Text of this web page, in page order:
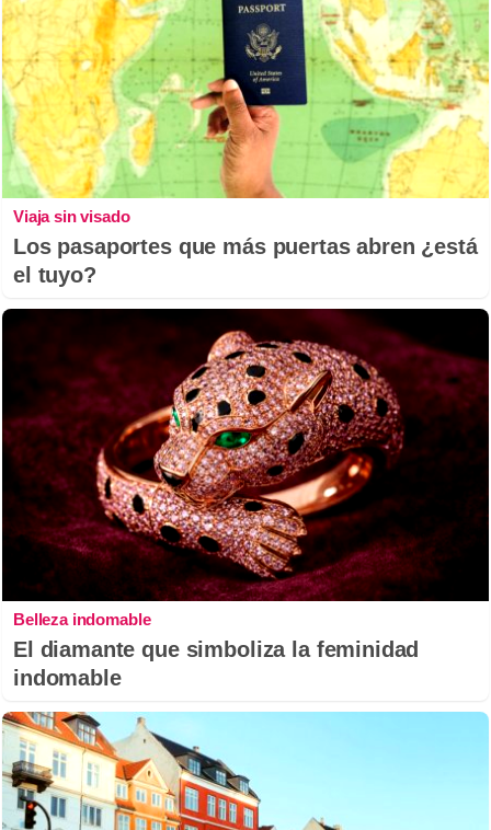
Viaja sin visado
Los pasaportes que más puertas abren ¿está
el tuyo?
Belleza indomable
El diamante que simboliza la feminidad
indomable